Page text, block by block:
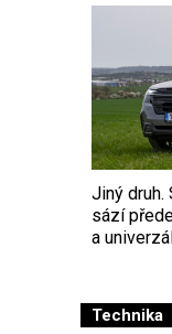
Jiný druh.
sází
a
Technika